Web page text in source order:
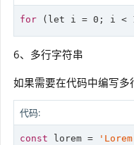
for ( let
6、多行字符串
如果需要在代码中编写多
代码:
const lorem =